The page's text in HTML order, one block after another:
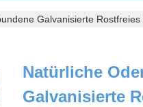
Galvanisierte
Natürliche
Galvanisierte